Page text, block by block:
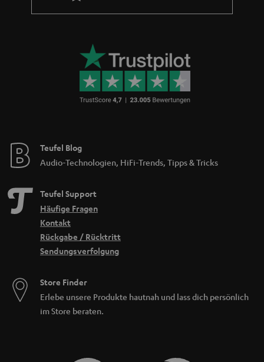
Teufel Blog
Audio-Technologien, HiFi-Trends, Tipps & Tricks
Teufel Support
Häufige Fragen
Kontakt
Rückgabe / Rücktritt
Sendungsverfolgung
Store Finder
Erlebe unsere Produkte hautnah und lass dich persönlich
im Store beraten.